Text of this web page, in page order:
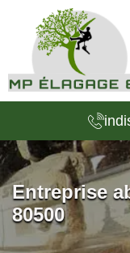
Entreprise
80500